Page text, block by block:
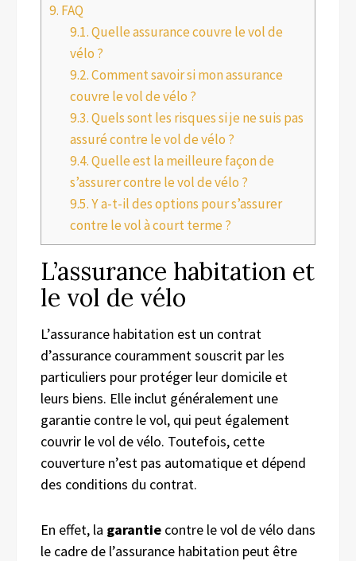
9. FAQ
9.1.Quelle assurance couvre le vol de
vélo ?
9.2.Comment savoir si mon assurance
couvre le vol de vélo ?
9.3.Quels sont les risques si je ne suis pas
assuré contre le vol de vélo ?
9.4.Quelle est la meilleure façon de
s’assurer contre le vol de vélo ?
9.5.Y a-t-il des options pour s’assurer
contre le vol à court terme ?
L’assurance habitation et
le vol de vélo
L’assurance habitation est un contrat
d’assurance couramment souscrit par les
particuliers pour protéger leur domicile et
leurs biens. Elle inclut généralement une
garantie contre le vol, qui peut également
couvrir le vol de vélo. Toutefois, cette
couverture n’est pas automatique et dépend
des conditions du contrat.
En effet, la garantie contre le vol de vélo dans
le cadre de l’assurance habitation peut être